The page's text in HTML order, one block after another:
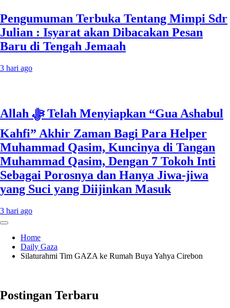
Pengumuman Terbuka Tentang Mimpi Sdr
Julian : Isyarat akan Dibacakan Pesan
Baru di Tengah Jemaah
3 hari ago
Allah ﷻ Telah Menyiapkan “Gua Ashabul
Kahfi” Akhir Zaman Bagi Para Helper
Muhammad Qasim, Kuncinya di Tangan
Muhammad Qasim, Dengan 7 Tokoh Inti
Sebagai Porosnya dan Hanya Jiwa-jiwa
yang Suci yang Diijinkan Masuk
3 hari ago
Home
Daily Gaza
Silaturahmi Tim GAZA ke Rumah Buya Yahya Cirebon
Postingan Terbaru